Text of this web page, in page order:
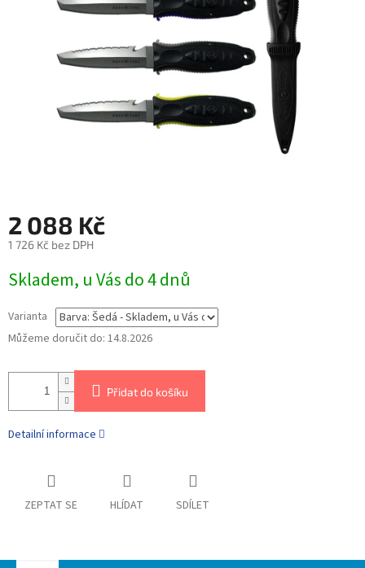
2 088 Kč
1 726 Kč bez DPH
Skladem, u Vás do 4 dnů
Varianta
Můžeme doručit do: 14.8.2026
Přidat do košíku
Detailní informace
ZEPTAT SE HLÍDAT SDÍLET